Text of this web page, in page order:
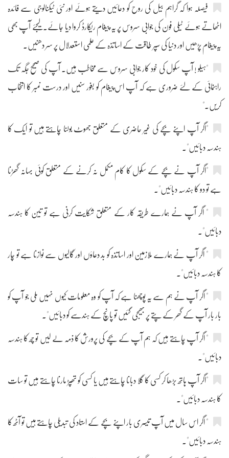
فیصلہ ہوا کہ گراہم بیل کی روح کو دعائیں دیتے ہوئے اور نئی ٹیکنالوجی سے فائدہ
اٹھاتے ہوئے ٹیلی فون کی جوابی سروس پر یہ پیغام ریکارڈ کروا دیا جائے۔ لیجئے آپ بھی
یہ پیغام پڑھیں اور دنیا کی سپر طاقت کے اساتذہ کے علمی استعدلال پر سر دھنیں۔
"ہیلو ! آپ سکول کی خود کار جوابی سروس سے مخاطب ہیں۔ آپ کی صحیح جگہ تک
راہنمائی کے لئے ضروری ہے کہ آپ اس پیغام کو بغور سنیں اور درست نمبر کا انتخاب
کریں۔"
"اگر آپ اپنے بچے کی غیر حاضری کے متعلق جھوٹ بولنا چاہتے ہیں تو ایک کا
ہندسہ دبائیں"۔
"اگر آپ نے بچے کے سکول کا کام مکمل نہ کرنے کے متعلق کوئی بہانہ گھڑنا
ہے تو دو کا ہندسہ دبائیں"۔
" اگر آپ نے ہمارے طریقہ کار کے متعلق شکایت کرنی ہے تو تین کا ہندسہ
دبائیں"۔
" اگر آپ نے ہمارے ملازمین اور اساتذہ کو بد دعاؤں اور گالیوں سے نوازنا ہے تو چار
کا ہندسہ دبائیں"۔
" اگر آپ نے ہم سے یہ پوچھنا ہے کہ آپ کو وہ معلومات کیوں نہیں ملی جو آپ کو
بار بار آپ کے گھر کے پتے پر بھیجی گئیں تو پانچ کے ہندسے کو دبائیں"۔
" اگر آپ چاہتے ہیں کہ ہم آپ کے بچے کی پرورش کا ذمہ لے لیں تو چھ کا ہندسہ
دبائیں"۔
"اگر آپ ہاتھ بڑھا کر کسی کا گلا دبانا چاہتے ہیں یا کسی کو تھپڑ مارنا چاہتے ہیں تو سات
کا ہندسہ دبائیں"۔
" اگر اس سال میں آپ تیسری بار اپنے بچے کے استاد کی تبدیلی چاہتے ہیں تو آٹھ کا
ہندسہ دبائیں"۔